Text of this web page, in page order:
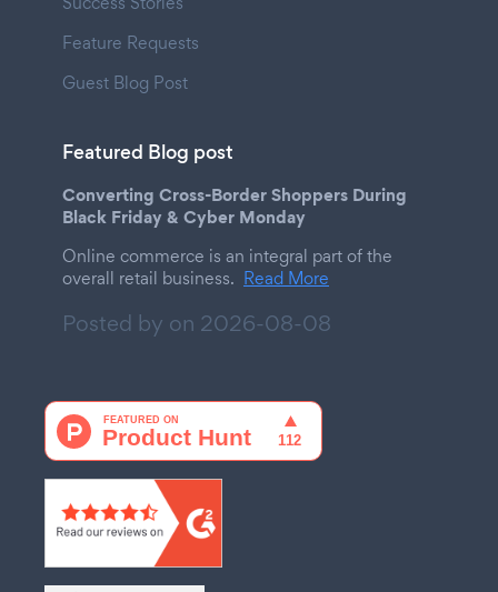
Feature Requests
Guest Blog Post
Featured Blog post
Converting Cross-Border Shoppers During
Black Friday & Cyber Monday
Online commerce is an integral part of the
overall retail business. Read More
Posted by on 2026-08-08